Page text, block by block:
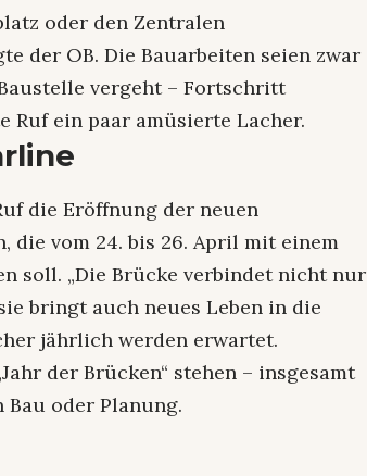
oder den Zentralen
der OB. Die Bauarbeiten seien zwar
vergeht – Fortschritt
Ruf ein paar amüsierte Lacher.
die Eröffnung der neuen
die vom 24. bis 26. April mit einem
soll. „Die Brücke verbindet nicht nur
bringt auch neues Leben in die
jährlich werden erwartet.
der Brücken“ stehen – insgesamt
oder Planung.